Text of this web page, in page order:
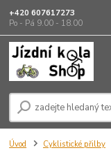
+420 607617273
Po - Pá 9.00 - 18.00
Úvod Cyklistické přilby